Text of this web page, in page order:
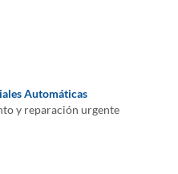
Automáticas
y reparación urgente